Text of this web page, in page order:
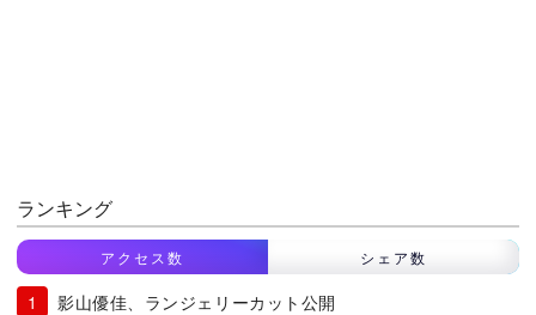
ランキング
アクセス数 シェア数
影山優佳、ランジェリーカット公開